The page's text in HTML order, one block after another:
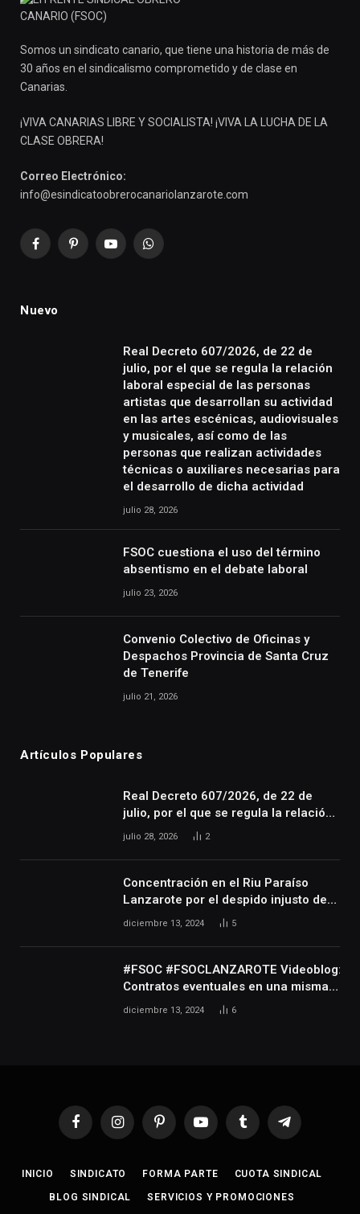
Somos un sindicato canario, que tiene una historia de más de
30 años en el sindicalismo comprometido y de clase en
Canarias.
¡VIVA CANARIAS LIBRE Y SOCIALISTA! ¡VIVA LA LUCHA DE LA
CLASE OBRERA!
Correo Electrónico:
info@esindicatoobrerocanariolanzarote.com
FacebookPinterestYouTubeWhatsApp
Nuevo
Real Decreto 607/2026, de 22 de
julio, por el que se regula la relación
laboral especial de las personas
artistas que desarrollan su actividad
en las artes escénicas, audiovisuales
y musicales, así como de las
personas que realizan actividades
técnicas o auxiliares necesarias para
el desarrollo de dicha actividad
julio 28, 2026
FSOC cuestiona el uso del término
absentismo en el debate laboral
julio 23, 2026
Convenio Colectivo de Oficinas y
Despachos Provincia de Santa Cruz
de Tenerife
julio 21, 2026
Artículos Populares
Real Decreto 607/2026, de 22 de
julio, por el que se regula la relación
laboral especial de las personas
en las artes escénicas, audiovisuales
y musicales, así como de las
personas que realizan actividades
el desarrollo de dicha actividad
julio 28, 2026 2
Concentración en el Riu Paraíso
Lanzarote por el despido injusto de
la trabajadora Katerine
diciembre 13, 2024 5
#FSOC #FSOCLANZAROTE Videoblog:
Contratos eventuales en una misma
empresa durante varios años
diciembre 13, 2024 6
FacebookInstagramPinterestYouTube Tumblr Telegram
INICIO SINDICATO FORMA PARTE CUOTA SINDICAL
BLOG SINDICAL SERVICIOS Y PROMOCIONES